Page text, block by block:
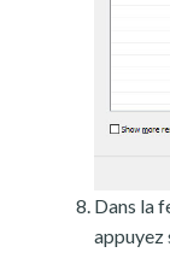
Dans la
appuyez